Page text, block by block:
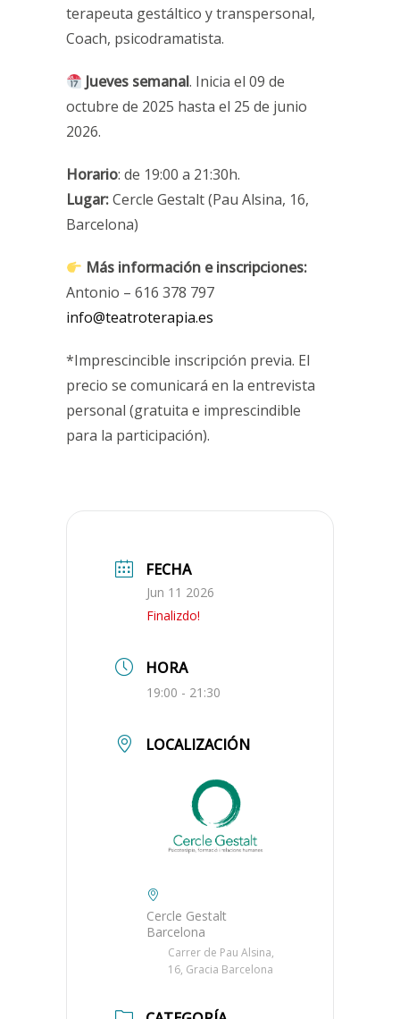
terapeuta gestáltico y transpersonal,
Coach, psicodramatista.
Jueves semanal. Inicia el 09 de
octubre de 2025 hasta el 25 de junio
2026.
Horario: de 19:00 a 21:30h.
Lugar:Cercle Gestalt (Pau Alsina, 16,
Barcelona)
Más información e inscripciones:
Antonio – 616 378 797
info@teatroterapia.es
*Imprescincible inscripción previa. El
precio se comunicará en la entrevista
personal (gratuita e imprescindible
para la participación).
FECHA
Jun 11 2026
Finalizdo!
HORA
19:00 - 21:30
LOCALIZACIÓN
Cercle Gestalt
Barcelona
Carrer de Pau Alsina,
16, Gracia Barcelona